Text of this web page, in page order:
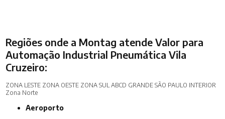
Regiões onde a Montag atende Valor para
Automação Industrial Pneumática Vila
Cruzeiro:
ZONA LESTE ZONA OESTE ZONA SUL ABCD GRANDE SÃO PAULO INTERIOR
Zona Norte
Aeroporto